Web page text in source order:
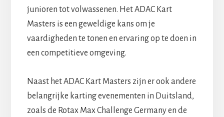
junioren tot volwassenen. Het ADAC Kart
Masters is een geweldige kans om je
vaardigheden te tonen en ervaring op te doen in
een competitieve omgeving.
Naast het ADAC Kart Masters zijn er ook andere
belangrijke karting evenementen in Duitsland,
zoals de Rotax Max Challenge Germany en de